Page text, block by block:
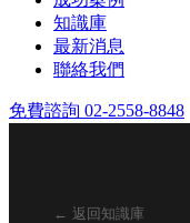
知識庫
最新消息
聯絡我們
免費諮詢 02-2558-8848
← 返回知識庫